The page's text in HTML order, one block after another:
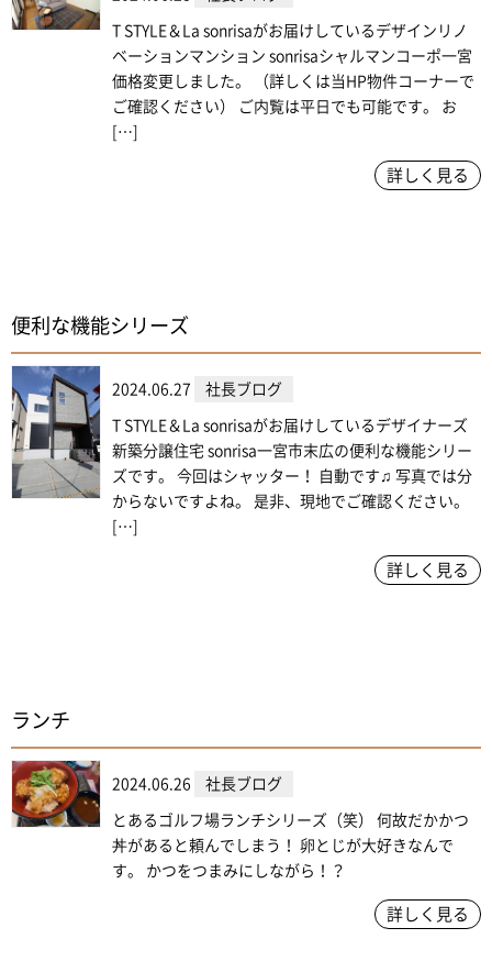
T STYLE＆La sonrisaがお届けしているデザインリノ
ベーションマンション sonrisaシャルマンコーポ一宮
価格変更しました。 （詳しくは当HP物件コーナーで
ご確認ください） ご内覧は平日でも可能です。 お
[…]
詳しく見る
便利な機能シリーズ
2024.06.27 社長ブログ
T STYLE＆La sonrisaがお届けしているデザイナーズ
新築分譲住宅 sonrisa一宮市末広の便利な機能シリー
ズです。 今回はシャッター！ 自動です♫ 写真では分
からないですよね。 是非、現地でご確認ください。
[…]
詳しく見る
ランチ
2024.06.26 社長ブログ
とあるゴルフ場ランチシリーズ（笑） 何故だかかつ
丼があると頼んでしまう！ 卵とじが大好きなんで
す。 かつをつまみにしながら！？
詳しく見る